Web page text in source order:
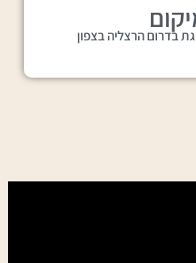
בדרום הרצליה בצפון